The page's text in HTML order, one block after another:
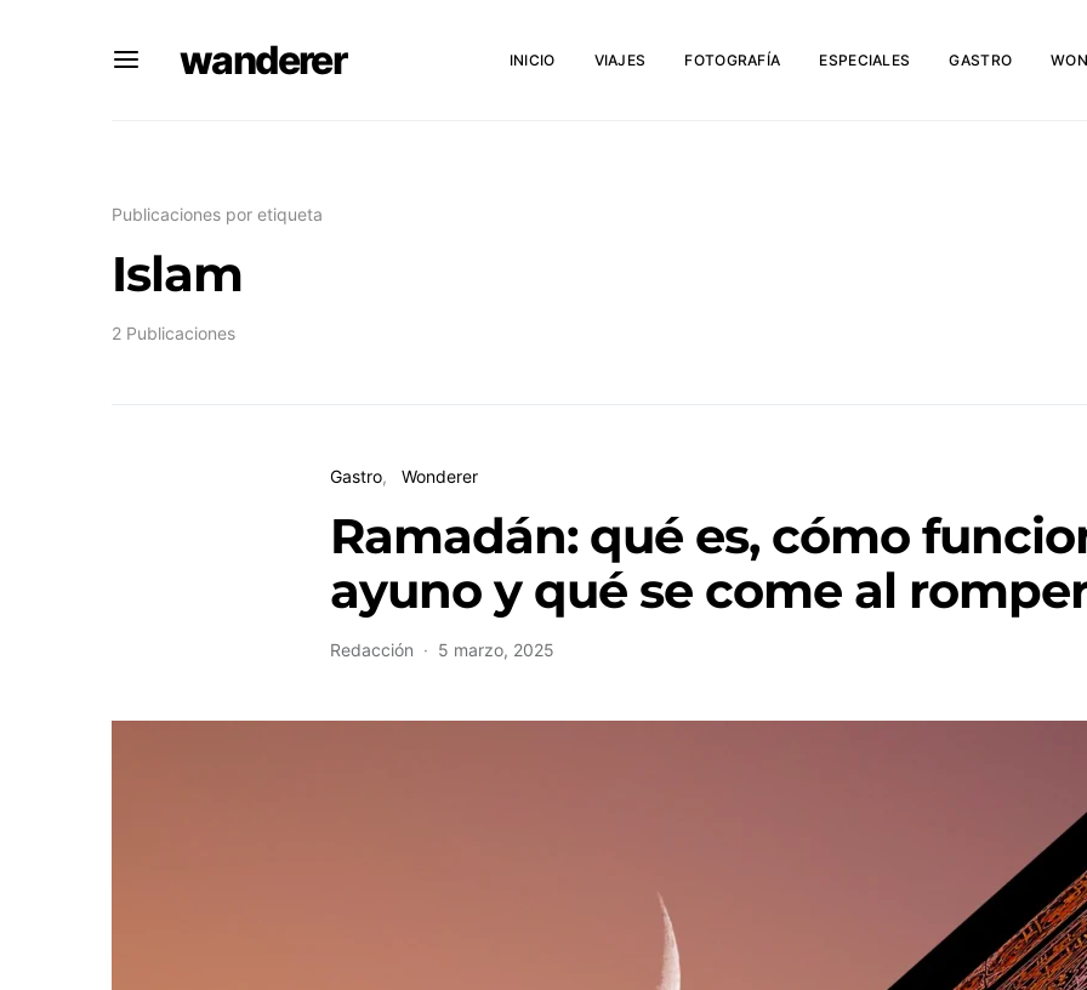
wanderer INICIO VIAJES FOTOGRAFÍA ESPECIALES GASTRO
Publicaciones por etiqueta
Islam
2 Publicaciones
Gastro Wonderer
Ramadán: qué es, cómo
ayuno y qué se come al
Redacción 5 marzo, 2025